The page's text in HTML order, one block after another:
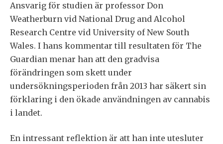
Ansvarig för studien är professor Don
Weatherburn vid National Drug and Alcohol
Research Centre vid University of New South
Wales. I hans kommentar till resultaten för The
Guardian menar han att den gradvisa
förändringen som skett under
undersökningsperioden från 2013 har säkert sin
förklaring i den ökade användningen av cannabis
i landet.
En intressant reflektion är att han inte utesluter